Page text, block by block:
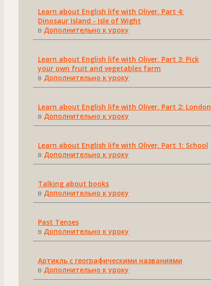
Learn about English life with Oliver. Part 4:
Dinosaur Island - Isle of Wight
в Дополнительно к уроку
Learn about English life with Oliver. Part 3: Pick
your own fruit and vegetables farm
в Дополнительно к уроку
Learn about English life with Oliver. Part 2: London
в Дополнительно к уроку
Learn about English life with Oliver. Part 1: School
в Дополнительно к уроку
Talking about books
в Дополнительно к уроку
Past Tenses
в Дополнительно к уроку
Артикль с географическими названиями
в Дополнительно к уроку